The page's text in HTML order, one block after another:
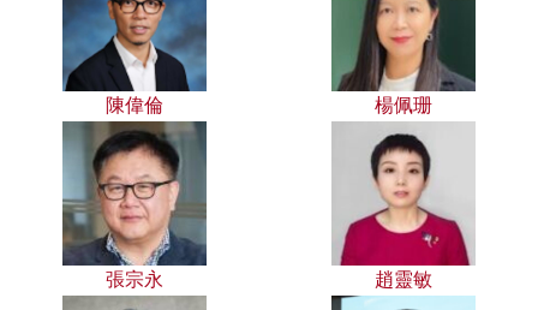
陳偉倫 楊佩珊
張宗永 趙靈敏